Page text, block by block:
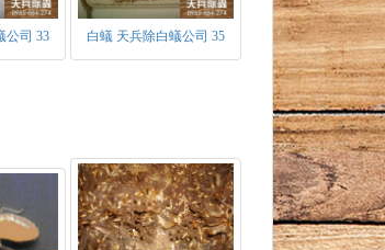
公司 33 白蟻 天兵除白蟻公司 35